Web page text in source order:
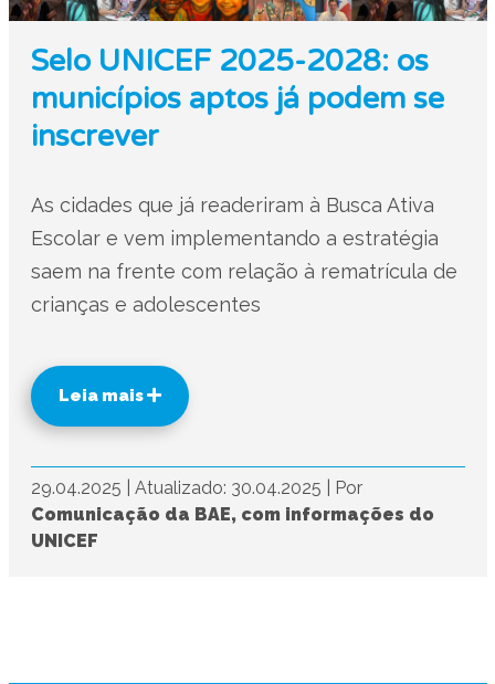
Selo UNICEF 2025-2028: os
municípios aptos já podem se
inscrever
As cidades que já readeriram à Busca Ativa
Escolar e vem implementando a estratégia
saem na frente com relação à rematrícula de
crianças e adolescentes
Leia mais
29.04.2025 Atualizado: 30.04.2025
Por
Comunicação da BAE, com informações do
UNICEF